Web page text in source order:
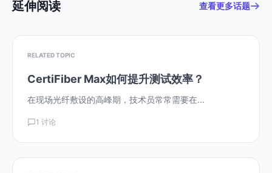
延伸阅读 查看更多话题
RELATED TOPIC
CertiFiber Max如何提升测试效率？
在现场光纤敷设的高峰期，技术员常常需要在...
1 讨论